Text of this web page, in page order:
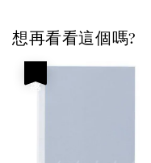
想再看看這個嗎?